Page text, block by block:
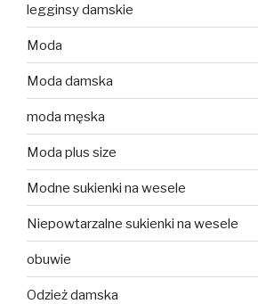
legginsy damskie
Moda
Moda damska
moda męska
Moda plus size
Modne sukienki na wesele
Niepowtarzalne sukienki na wesele
obuwie
Odzież damska